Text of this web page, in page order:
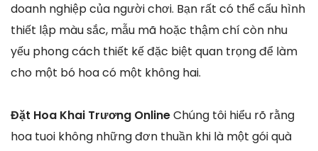
doanh nghiệp của người chơi. Bạn rất có thể cấu hình
thiết lập màu sắc, mẫu mã hoặc thậm chí còn nhu
yếu phong cách thiết kế đặc biệt quan trọng để làm
cho một bó hoa có một không hai.
Đặt Hoa Khai Trương OnlineChúng tôi hiểu rõ rằng
hoa tuoi không những đơn thuần khi là một gói quà